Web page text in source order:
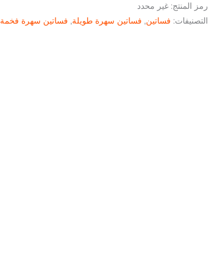
رمز المنتج:غير محدد
التصنيفات: فساتين, فساتين سهرة طويلة, فساتين سهرة فخمة